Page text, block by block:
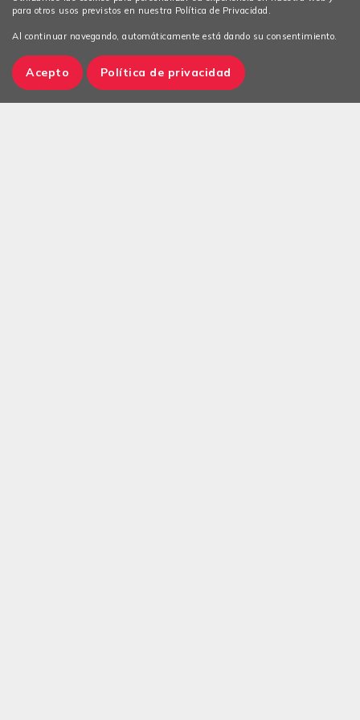
para otros usos previstos en nuestra Política de Privacidad.
Al continuar navegando, automáticamente está dando su consentimiento.
Acepto Política de privacidad